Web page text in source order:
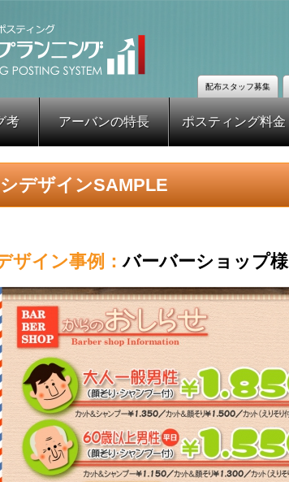
考 アーバンの特長 ポスティング料金
配布スタッフ募集
デザインSAMPLE
ザイン事例：バーバーショップ様